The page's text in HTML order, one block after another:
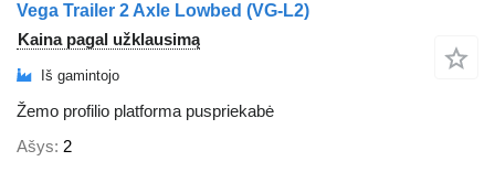
Vega Trailer 2 Axle Lowbed (VG-L2)
Kaina pagal užklausimą
Iš gamintojo
Žemo profilio platforma puspriekabė
Ašys 2